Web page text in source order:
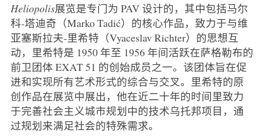
Heliopolis展览是专门为 PAV 设计的，其中包括马尔
科-塔迪奇（Marko Tadić）的核心作品，致力于与维
亚塞斯拉夫-里希特（Vyaceslav Richter）的思想互
动，里希特是 1950 年至 1956 年间活跃在萨格勒布的
前卫团体 EXAT 51 的创始成员之一。该团体旨在促
进和实现所有艺术形式的综合与交叉。里希特的原
创作品在展览中展出，他在近二十年的时间里致力
于完善社会主义城市规划中的技术乌托邦项目，通
过规划来满足社会的特殊需求。